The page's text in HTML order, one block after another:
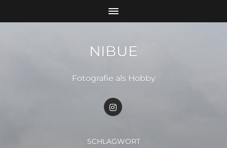
NIBUE
Fotografie als Hobby
SCHLAGWORT